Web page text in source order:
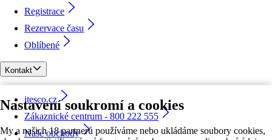
Nastavení soukromí a cookies
My a našich 18 partnerů používáme nebo ukládáme soubory cookies,
Registrace
Rezervace času
Oblíbené
Kontakt
itesco.cz
Zákaznické centrum - 800 222 555
Naše obchody